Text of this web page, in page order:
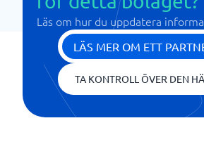
Läs om hur du uppdatera
LÄS MER OM ETT
TA KONTROLL ÖVER DEN